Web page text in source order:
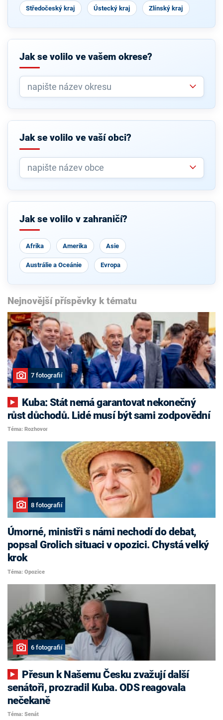
Středočeský kraj Ústecký kraj Zlínský kraj
Jak se volilo ve vašem okrese?
Jak se volilo ve vaší obci?
Jak se volilo v zahraničí?
Afrika Amerika Asie
Austrálie a Oceánie Evropa
Nejnovější příspěvky k tématu
7 fotografií
růst důchodů. Lidé musí být sami zodpovědní
Téma: Rozhovor
8 fotografií
Úmorné, ministři s námi nechodí do debat,
popsal Grolich situaci v opozici. Chystá velký
krok
Téma: Opozice
6 fotografií
senátoři, prozradil Kuba. ODS reagovala
nečekaně
Téma: Senát